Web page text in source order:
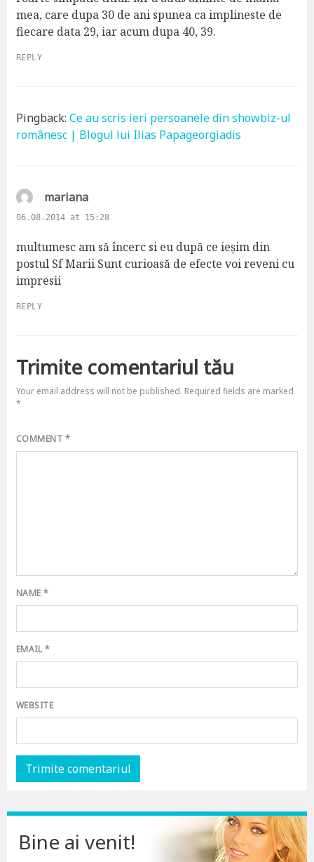
:
mea, care dupa 30 de ani spunea ca implineste de
fiecare data 29, iar acum dupa 40, 39.
REPLY
Pingback: Ce au scris ieri persoanele din showbiz-ul
românesc | Blogul lui Ilias Papageorgiadis
marianas
a
s
:
06.08.2014 at 15:28
multumesc am să încerc si eu după ce ieșim din
postul Sf Marii Sunt curioasă de efecte voi reveni cu
impresii
REPLY
Trimite comentariul tău
Your email address will not be published. Required fields are marked
*
COMMENT *
NAME*
EMAIL*
WEBSITE
Bine ai venit!